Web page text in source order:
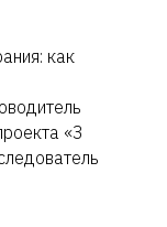
как
«З